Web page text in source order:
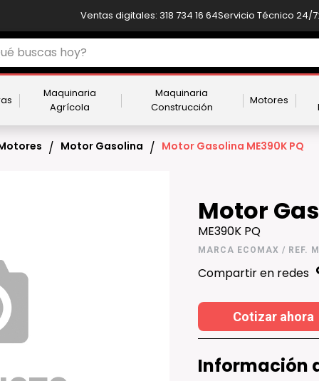
Ventas digitales: 318 734 16 64Servicio Técnico 24/7:
Maquinaria
Agrícola
Maquinaria
Construcción
Motores
/ Motor Gasolina / Motor Gasolina ME390K PQ
Motor
ME390K PQ
MARCA ECOMAX / REF.
Compartir en redes
Cotizar ahora
Información